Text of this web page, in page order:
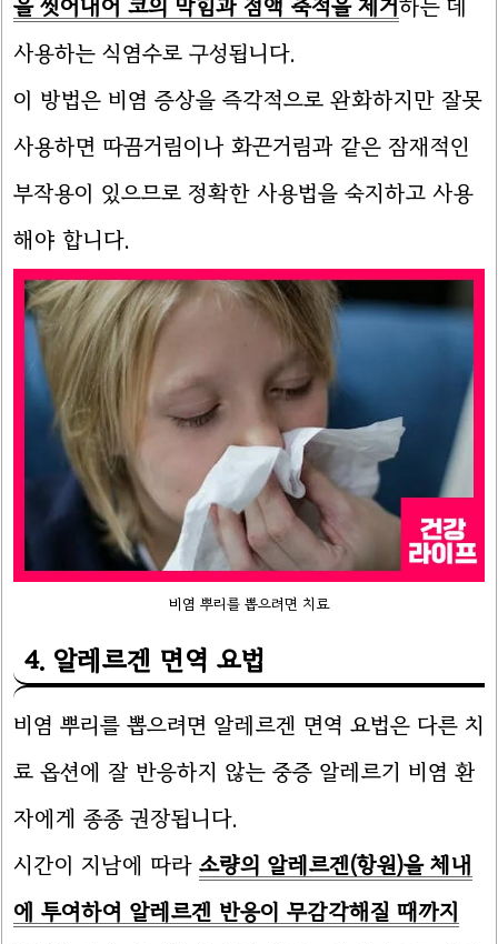
을 씻어내어 코의 막힘과 점액 축적을 제거하는 데
사용하는 식염수로 구성됩니다.
이 방법은 비염 증상을 즉각적으로 완화하지만 잘못
사용하면 따끔거림이나 화끈거림과 같은 잠재적인
부작용이 있으므로 정확한 사용법을 숙지하고 사용
해야 합니다.
비염 뿌리를 뽑으려면 치료
4. 알레르겐 면역 요법
비염 뿌리를 뽑으려면 알레르겐 면역 요법은 다른 치
료 옵션에 잘 반응하지 않는 중증 알레르기 비염 환
자에게 종종 권장됩니다.
시간이 지남에 따라 소량의 알레르겐(항원)을 체내
에 투여하여 알레르겐 반응이 무감각해질 때까지